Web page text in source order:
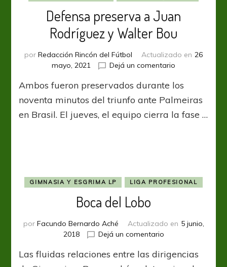
Defensa preserva a Juan
Rodríguez y Walter Bou
por Redacción Rincón del Fútbol Actualizado en 26
mayo, 2021
Dejá un comentario
preserva
a
Rodríguez
Ambos fueron preservados durante los
noventa minutos del triunfo ante Palmeiras
en Brasil. El jueves, el equipo cierra la fase …
GIMNASIA Y ESGRIMA LP LIGA PROFESIONAL
Boca del Lobo
por Facundo Bernardo Aché Actualizado en 5 junio,
2018
Dejá un comentarioen
del
Las fluidas relaciones entre las dirigencias